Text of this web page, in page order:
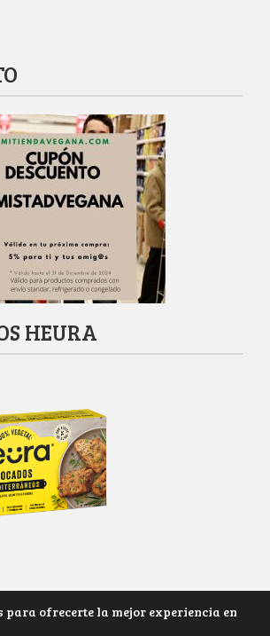
HEURA
para ofrecerte la mejor experiencia en